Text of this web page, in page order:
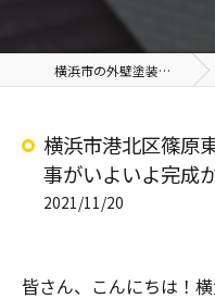
横浜市の外壁塗装なら有限会社ステップ塗装
横浜市港北区篠原
事がいよいよ完成
2021/11/20
皆さん、こんにちは！